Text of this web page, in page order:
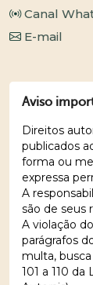
Canal
E-mail
Aviso
Direitos
publicados
forma ou
expressa
A
são de seus
A violação
parágrafos
multa,
101 a 110